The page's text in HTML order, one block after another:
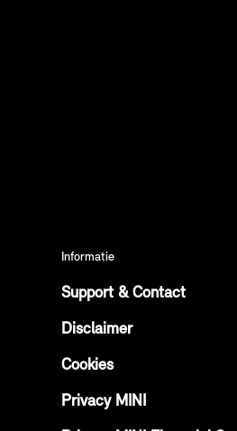
Informatie
Support & Contact
Disclaimer
Cookies
Privacy MINI